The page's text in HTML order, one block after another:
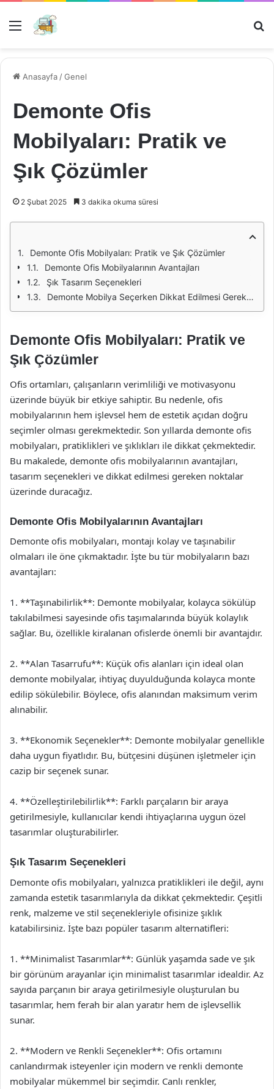
Menü
Anasayfa /Genel
Demonte Ofis
Mobilyaları: Pratik ve
Şık Çözümler
2 Şubat 2025 3 dakika okuma süresi
Demonte Ofis Mobilyaları: Pratik ve Şık Çözümler
Demonte Ofis Mobilyalarının Avantajları
Şık Tasarım Seçenekleri
Demonte Mobilya Seçerken Dikkat Edilmesi Gereken Noktalar
Demonte Ofis Mobilyaları: Pratik ve
Şık Çözümler
Ofis ortamları, çalışanların verimliliği ve motivasyonu
üzerinde büyük bir etkiye sahiptir. Bu nedenle, ofis
mobilyalarının hem işlevsel hem de estetik açıdan doğru
seçimler olması gerekmektedir. Son yıllarda demonte ofis
mobilyaları, pratiklikleri ve şıklıkları ile dikkat çekmektedir.
Bu makalede, demonte ofis mobilyalarının avantajları,
tasarım seçenekleri ve dikkat edilmesi gereken noktalar
üzerinde duracağız.
Demonte Ofis Mobilyalarının Avantajları
Demonte ofis mobilyaları, montajı kolay ve taşınabilir
olmaları ile öne çıkmaktadır. İşte bu tür mobilyaların bazı
avantajları:
1. **Taşınabilirlik**: Demonte mobilyalar, kolayca sökülüp
takılabilmesi sayesinde ofis taşımalarında büyük kolaylık
sağlar. Bu, özellikle kiralanan ofislerde önemli bir avantajdır.
2. **Alan Tasarrufu**: Küçük ofis alanları için ideal olan
demonte mobilyalar, ihtiyaç duyulduğunda kolayca monte
edilip sökülebilir. Böylece, ofis alanından maksimum verim
alınabilir.
3. **Ekonomik Seçenekler**: Demonte mobilyalar genellikle
daha uygun fiyatlıdır. Bu, bütçesini düşünen işletmeler için
cazip bir seçenek sunar.
4. **Özelleştirilebilirlik**: Farklı parçaların bir araya
getirilmesiyle, kullanıcılar kendi ihtiyaçlarına uygun özel
tasarımlar oluşturabilirler.
Şık Tasarım Seçenekleri
Demonte ofis mobilyaları, yalnızca pratiklikleri ile değil, aynı
zamanda estetik tasarımlarıyla da dikkat çekmektedir. Çeşitli
renk, malzeme ve stil seçenekleriyle ofisinize şıklık
katabilirsiniz. İşte bazı popüler tasarım alternatifleri:
1. **Minimalist Tasarımlar**: Günlük yaşamda sade ve şık
bir görünüm arayanlar için minimalist tasarımlar idealdir. Az
sayıda parçanın bir araya getirilmesiyle oluşturulan bu
tasarımlar, hem ferah bir alan yaratır hem de işlevsellik
sunar.
2. **Modern ve Renkli Seçenekler**: Ofis ortamını
canlandırmak isteyenler için modern ve renkli demonte
mobilyalar mükemmel bir seçimdir. Canlı renkler,